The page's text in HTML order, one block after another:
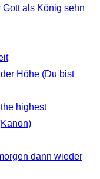
als König sehn
Höhe (Du bist
highest
dann wieder